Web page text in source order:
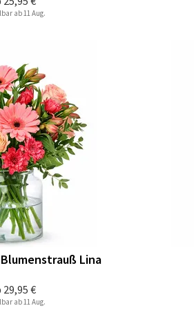
ab 11 Aug.
29,95 €
Lina
ab 11 Aug.